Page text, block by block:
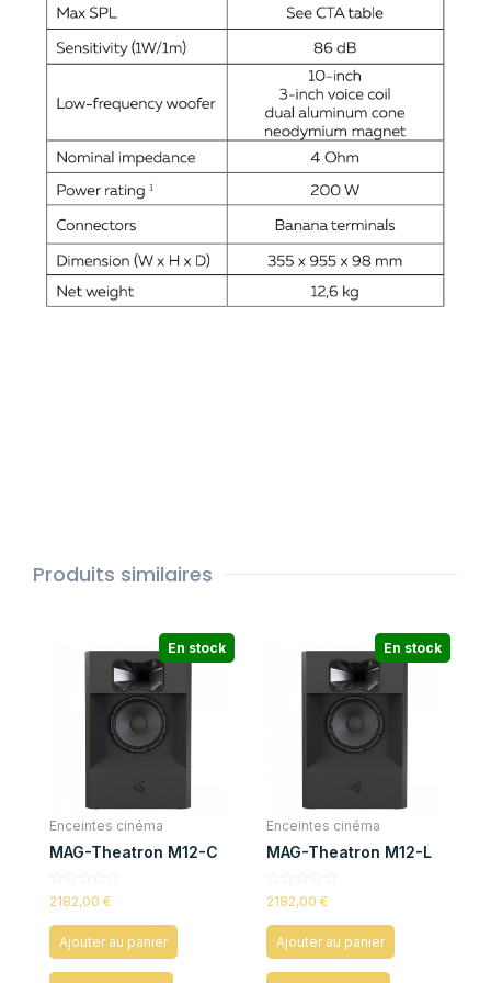
Produits similaires
En stock
Enceintes cinéma
MAG-Theatron M12-C
Note
0
sur
2182,00 €
Ajouter au panier
En stock
Enceintes cinéma
MAG-Theatron M12-L
Note
0
sur
2182,00 €
Ajouter au panier